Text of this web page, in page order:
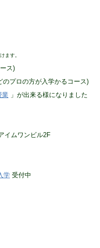
ます。
ス)
のプロの方が入学かるコース)
業 」が出来る様になりました
ムワンビル2F
学 受付中